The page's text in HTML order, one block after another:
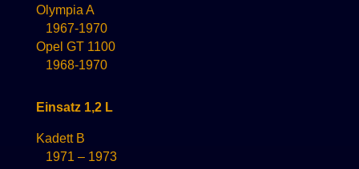
Olympia A
1967-1970
Opel GT 1100
1968-1970
Einsatz 1,2 L
Kadett B
1971 – 1973